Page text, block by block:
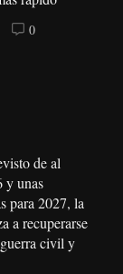
0
de al
y unas
para 2027, la
a recuperarse
civil y